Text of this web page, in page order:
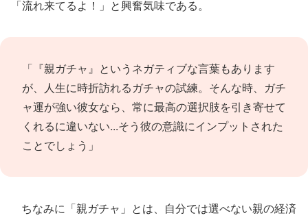
「流れ来てるよ！」と興奮気味である。
「『親ガチャ』というネガティブな言葉もあります
が、人生に時折訪れるガチャの試練。そんな時、ガチ
ャ運が強い彼女なら、常に最高の選択肢を引き寄せて
くれるに違いない...そう彼の意識にインプットされた
ことでしょう」
ちなみに「親ガチャ」とは、自分では選べない親の経済